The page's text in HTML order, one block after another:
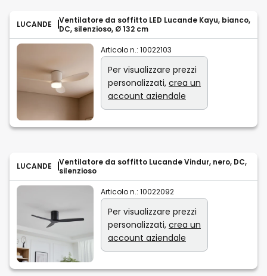
LUCANDE
Ventilatore da soffitto LED Lucande Kayu, bianco,
DC, silenzioso, Ø 132 cm
Articolo n.: 10022103
Per visualizzare prezzi
personalizzati, crea un
account aziendale
LUCANDE
Ventilatore da soffitto Lucande Vindur, nero, DC,
silenzioso
Articolo n.: 10022092
Per visualizzare prezzi
personalizzati, crea un
account aziendale